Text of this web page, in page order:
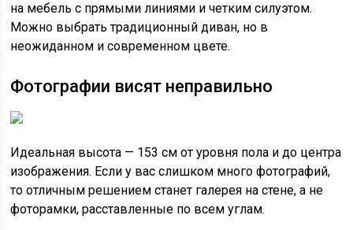
на мебель с прямыми линиями и четким силуэтом.
Можно выбрать традиционный диван, но в
неожиданном и современном цвете.
Фотографии висят неправильно
Идеальная высота — 153 см от уровня пола и до центра
изображения. Если у вас слишком много фотографий,
то отличным решением станет галерея на стене, а не
фоторамки, расставленные по всем углам.